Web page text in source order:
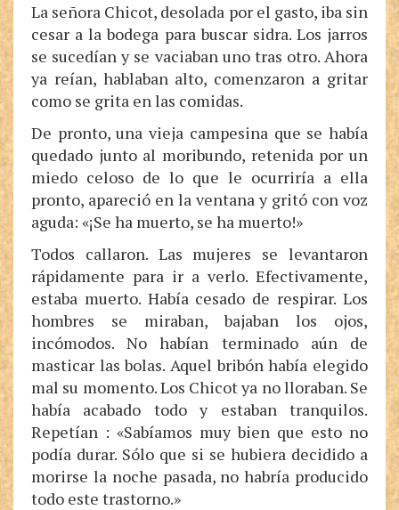
La señora Chicot, desolada por el gasto, iba sin
cesar a la bodega para buscar sidra. Los jarros
se sucedían y se vaciaban uno tras otro. Ahora
ya reían, hablaban alto, comenzaron a gritar
como se grita en las comidas.
De pronto, una vieja campesina que se había
quedado junto al moribundo, retenida por un
miedo celoso de lo que le ocurriría a ella
pronto, apareció en la ventana y gritó con voz
aguda: «¡Se ha muerto, se ha muerto!»
Todos callaron. Las mujeres se levantaron
rápidamente para ir a verlo. Efectivamente,
estaba muerto. Había cesado de respirar. Los
hombres se miraban, bajaban los ojos,
incómodos. No habían terminado aún de
masticar las bolas. Aquel bribón había elegido
mal su momento. Los Chicot ya no lloraban. Se
había acabado todo y estaban tranquilos.
Repetían : «Sabíamos muy bien que esto no
podía durar. Sólo que si se hubiera decidido a
morirse la noche pasada, no habría producido
todo este trastorno.»